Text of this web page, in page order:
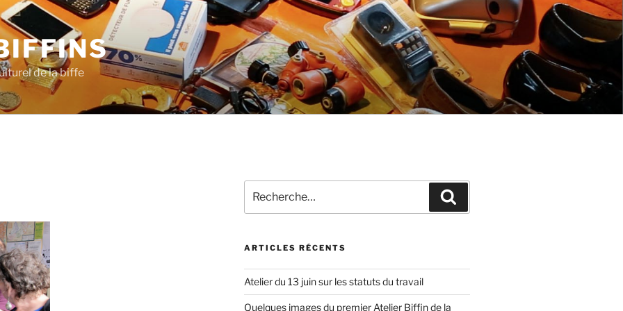
de la biffe
pour
:
ARTICLES RÉCENTS
Atelier du 13 juin sur les statuts du travail
Quelques images du premier Atelier Biffin de la